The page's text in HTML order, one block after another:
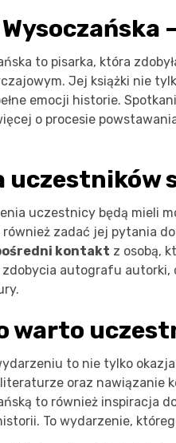
to pisarka, która
Jej książki nie
emocji historie.
o procesie
uczestników
uczestnicy będą mieli
również zadać jej pytania
kontakt z osobą,
autografu autorki,
warto
to nie tylko
oraz nawiązanie
to również inspiracja
To wydarzenie,